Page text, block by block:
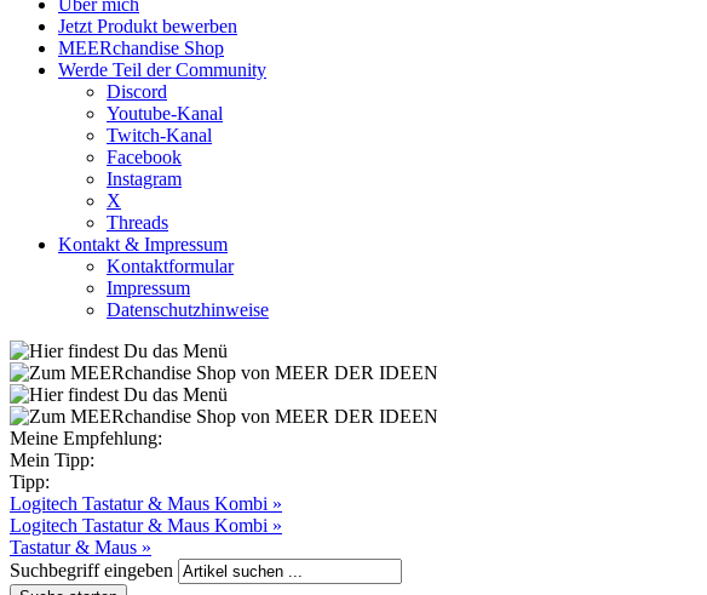
Über mich
Jetzt Produkt bewerben
MEERchandise Shop
Werde Teil der Community
Discord
Youtube-Kanal
Twitch-Kanal
Facebook
Instagram
X
Threads
Kontakt & Impressum
Kontaktformular
Impressum
Datenschutzhinweise
Meine Empfehlung:
Mein Tipp:
Tipp:
Logitech Tastatur & Maus Kombi »
Logitech Tastatur & Maus Kombi »
Tastatur & Maus »
Suchbegriff eingeben